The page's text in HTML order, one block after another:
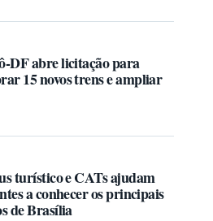
DF abre licitação para
15 novos trens e ampliar
turístico e CATs ajudam
a conhecer os principais
de Brasília